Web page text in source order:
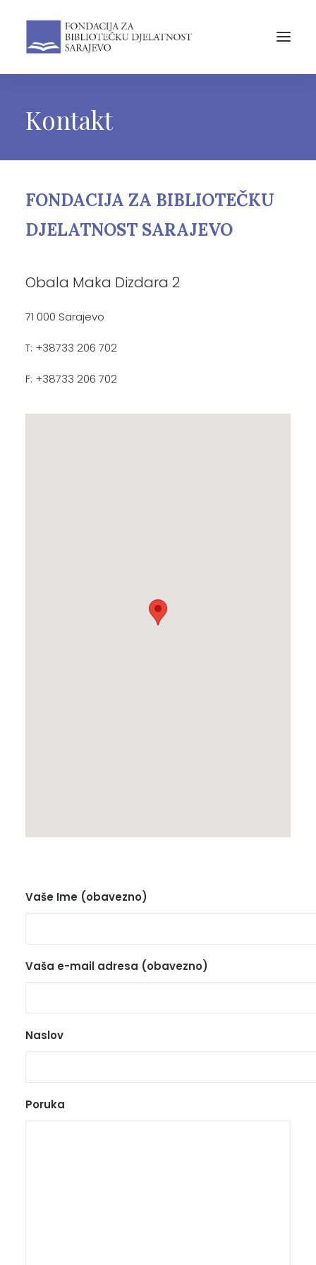
Kontakt
FONDACIJA ZA BIBLIOTEČKU
DJELATNOST SARAJEVO
Obala Maka Dizdara 2
71 000 Sarajevo
T: +38733 206 702
F: +38733 206 702
Vaše Ime (obavezno)
Vaša e-mail adresa (obavezno)
Naslov
Poruka